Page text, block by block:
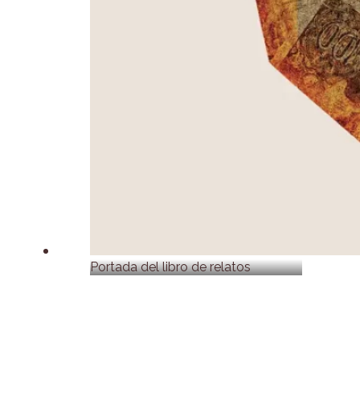
Portada del libro de relatos